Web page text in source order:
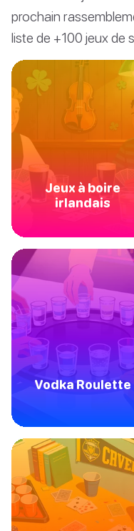
prochain
liste de +100 jeux de
Jeux à boire
irlandais
Vodka Roulette